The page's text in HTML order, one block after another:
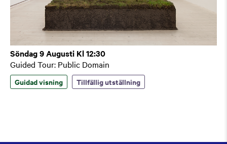
Söndag 9 Augusti Kl 12:30
Guided Tour: Public Domain
Guidad visning Tillfällig utställning